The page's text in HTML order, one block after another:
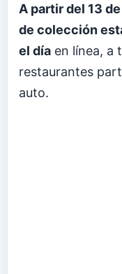
A partir del 13
de colección
el día en línea, a
restaurantes
auto.